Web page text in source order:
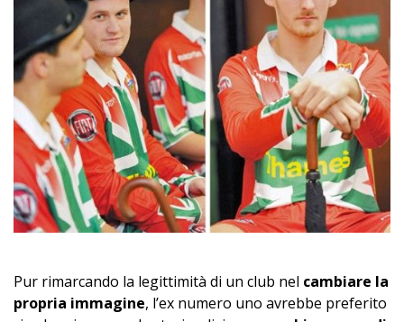
Pur rimarcando la legittimità di un club nel cambiare la
propria immagine, l’ex numero uno avrebbe preferito